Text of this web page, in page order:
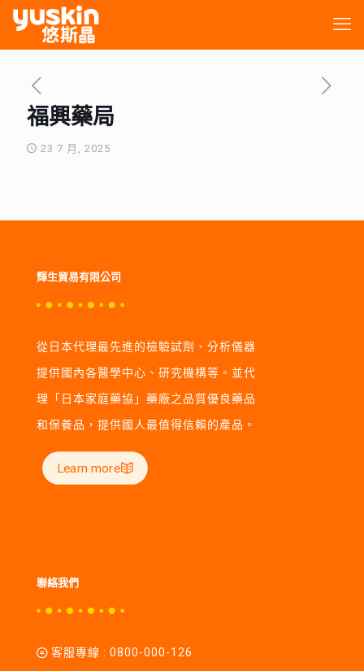
福興藥局
23 7 月, 2025
輝生貿易有限公司
從日本代理最先進的檢驗試劑、分析儀器
提供國內各醫學中心、研究機構等。並代
理「日本家庭藥協」藥廠之品質優良藥品
和保養品，提供國人最值得信賴的產品。
Learn more
聯絡我們
客服專線 : 0800-000-126